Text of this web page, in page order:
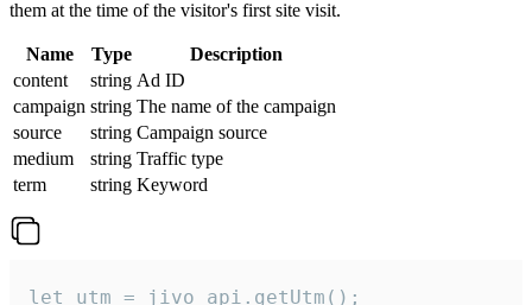
them at the time of the visitor's first site visit.
Name Type
Description
content
string Ad ID
campaign string The name of the campaign
source
string Campaign source
medium
string Traffic type
term
string Keyword
let utm = jivo_api.getUtm();